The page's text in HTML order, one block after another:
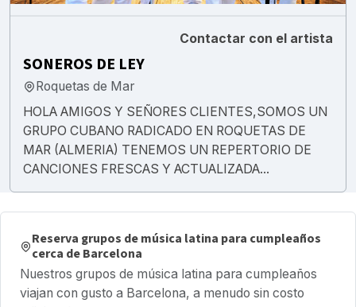
Contactar con el artista
SONEROS DE LEY
Roquetas de Mar
HOLA AMIGOS Y SEÑORES CLIENTES,SOMOS UN
GRUPO CUBANO RADICADO EN ROQUETAS DE
MAR (ALMERIA) TENEMOS UN REPERTORIO DE
CANCIONES FRESCAS Y ACTUALIZADA...
Reserva grupos de música latina para cumpleaños
cerca de Barcelona
Nuestros grupos de música latina para cumpleaños
viajan con gusto a Barcelona, a menudo sin costo